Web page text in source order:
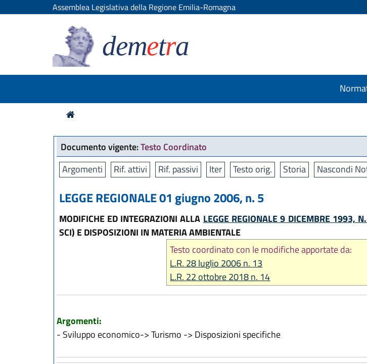
Assemblea Legislativa della Regione Emilia-Romagna
demetra
Documento vigente:Testo Coordinato
Argomenti
Rif. attivi Rif. passivi Iter Testo orig. Storia Nascondi
LEGGE REGIONALE 01 giugno 2006, n. 5
MODIFICHE ED INTEGRAZIONI ALLA LEGGE REGIONALE 9 DICEMBRE 1993,
SCI) E DISPOSIZIONI IN MATERIA AMBIENTALE
Testo coordinato con le modifiche apportate da:
L.R. 28 luglio 2006 n. 13
L.R. 22 ottobre 2018 n. 14
Argomenti:
- Sviluppo economico-> Turismo -> Disposizioni specifiche